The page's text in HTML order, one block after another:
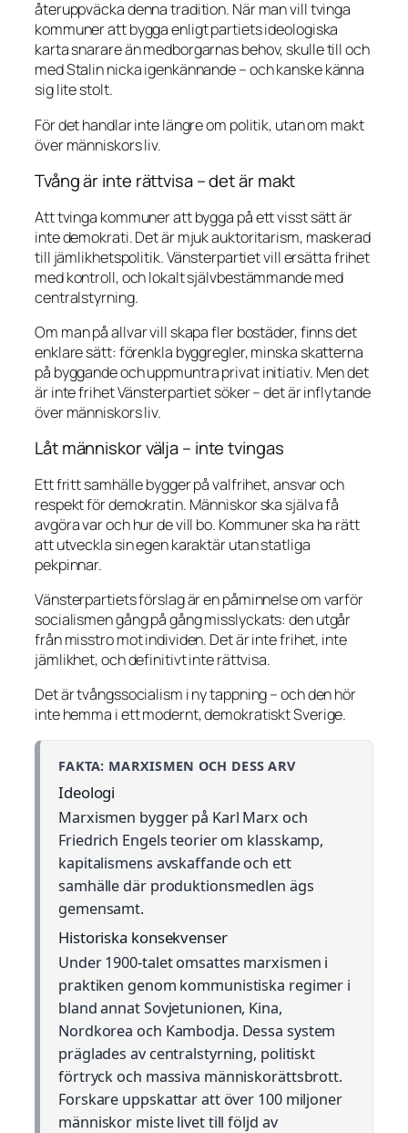
återuppväcka denna tradition. När man vill tvinga
kommuner att bygga enligt partiets ideologiska
karta snarare än medborgarnas behov, skulle till och
med Stalin nicka igenkännande – och kanske känna
sig lite stolt.
För det handlar inte längre om politik, utan om makt
över människors liv.
Tvång är inte rättvisa – det är makt
Att tvinga kommuner att bygga på ett visst sätt är
inte demokrati. Det är mjuk auktoritarism, maskerad
till jämlikhetspolitik. Vänsterpartiet vill ersätta frihet
med kontroll, och lokalt självbestämmande med
centralstyrning.
Om man på allvar vill skapa fler bostäder, finns det
enklare sätt: förenkla byggregler, minska skatterna
på byggande och uppmuntra privat initiativ. Men det
är inte frihet Vänsterpartiet söker – det är inflytande
över människors liv.
Låt människor välja – inte tvingas
Ett fritt samhälle bygger på valfrihet, ansvar och
respekt för demokratin. Människor ska själva få
avgöra var och hur de vill bo. Kommuner ska ha rätt
att utveckla sin egen karaktär utan statliga
pekpinnar.
Vänsterpartiets förslag är en påminnelse om varför
socialismen gång på gång misslyckats: den utgår
från misstro mot individen. Det är inte frihet, inte
jämlikhet, och definitivt inte rättvisa.
Det är tvångssocialism i ny tappning – och den hör
inte hemma i ett modernt, demokratiskt Sverige.
FAKTA: MARXISMEN OCH DESS ARV
Ideologi
Marxismen bygger på Karl Marx och
Friedrich Engels teorier om klasskamp,
kapitalismens avskaffande och ett
samhälle där produktionsmedlen ägs
gemensamt.
Historiska konsekvenser
Under 1900-talet omsattes marxismen i
praktiken genom kommunistiska regimer i
bland annat Sovjetunionen, Kina,
Nordkorea och Kambodja. Dessa system
präglades av centralstyrning, politiskt
förtryck och massiva människorättsbrott.
Forskare uppskattar att över 100 miljoner
människor miste livet till följd av